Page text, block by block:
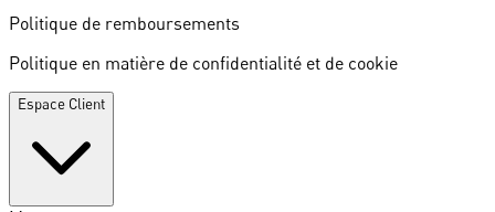
Politique de remboursements
Politique en matière de confidentialité et de cookie
Espace Client